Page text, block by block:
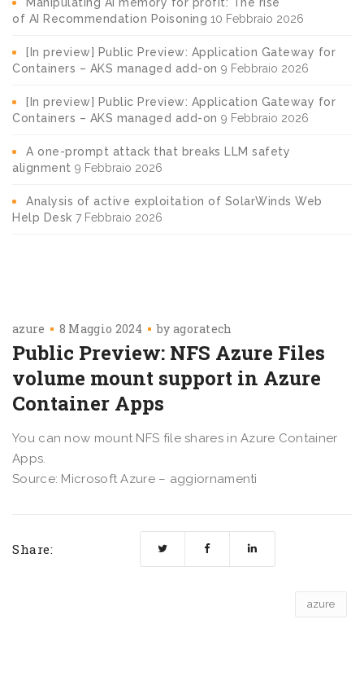
of AI Recommendation Poisoning 10 Febbraio 2026
[In preview] Public Preview: Application Gateway for
Containers – AKS managed add-on 9 Febbraio 2026
[In preview] Public Preview: Application Gateway for
Containers – AKS managed add-on 9 Febbraio 2026
A one-prompt attack that breaks LLM safety
alignment 9 Febbraio 2026
Analysis of active exploitation of SolarWinds Web
Help Desk 7 Febbraio 2026
azure 8 Maggio 2024 by agoratech
Public Preview: NFS Azure Files
volume mount support in Azure
Container Apps
You can now mount NFS file shares in Azure Container
Apps.
Source: Microsoft Azure – aggiornamenti
Share:
azure